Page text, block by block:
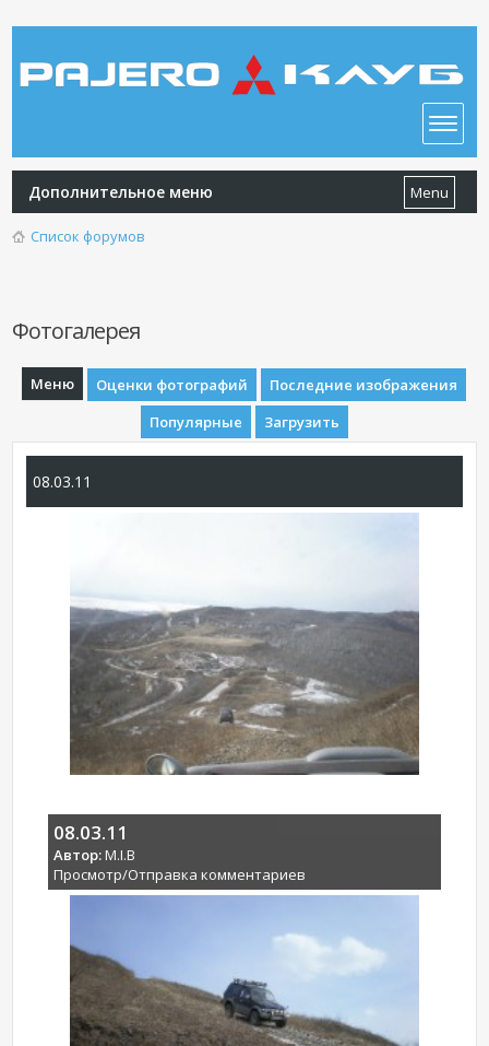
Дополнительное меню Menu
Список форумов
Фотогалерея
Меню Оценки фотографий
Последние изображения
Популярные
Загрузить
08.03.11
08.03.11
Автор:M.I.B
Просмотр/Отправка комментариев